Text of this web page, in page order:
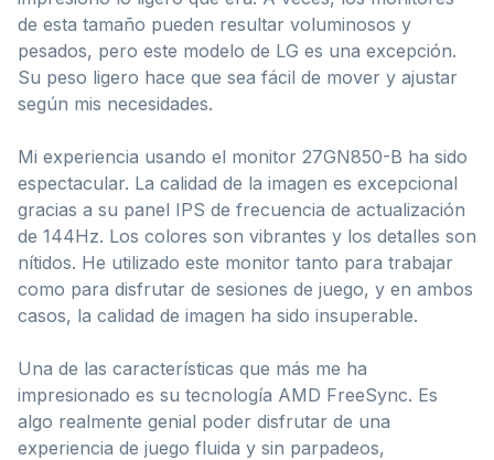
de esta tamaño pueden resultar voluminosos y
pesados, pero este modelo de LG es una excepción.
Su peso ligero hace que sea fácil de mover y ajustar
según mis necesidades.
Mi experiencia usando el monitor 27GN850-B ha sido
espectacular. La calidad de la imagen es excepcional
gracias a su panel IPS de frecuencia de actualización
de 144Hz. Los colores son vibrantes y los detalles son
nítidos. He utilizado este monitor tanto para trabajar
como para disfrutar de sesiones de juego, y en ambos
casos, la calidad de imagen ha sido insuperable.
Una de las características que más me ha
impresionado es su tecnología AMD FreeSync. Es
algo realmente genial poder disfrutar de una
experiencia de juego fluida y sin parpadeos,